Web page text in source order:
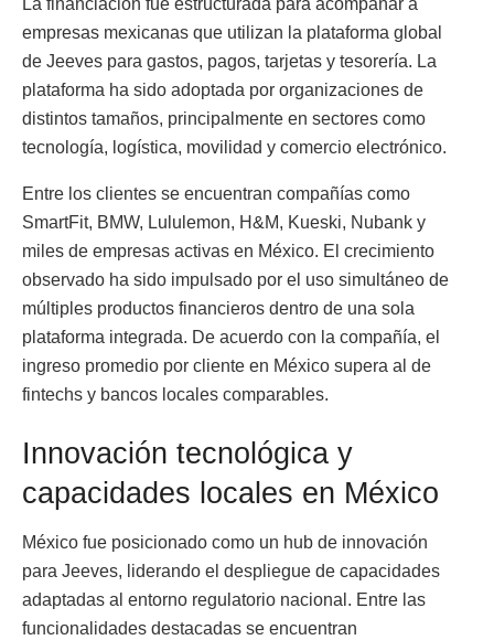
empresas mexicanas que utilizan la plataforma global
de Jeeves para gastos, pagos, tarjetas y tesorería. La
plataforma ha sido adoptada por organizaciones de
distintos tamaños, principalmente en sectores como
tecnología, logística, movilidad y comercio electrónico.
Entre los clientes se encuentran compañías como
SmartFit, BMW, Lululemon, H&M, Kueski, Nubank y
miles de empresas activas en México. El crecimiento
observado ha sido impulsado por el uso simultáneo de
múltiples productos financieros dentro de una sola
plataforma integrada. De acuerdo con la compañía, el
ingreso promedio por cliente en México supera al de
fintechs y bancos locales comparables.
Innovación tecnológica y
capacidades locales en México
México fue posicionado como un hub de innovación
para Jeeves, liderando el despliegue de capacidades
adaptadas al entorno regulatorio nacional. Entre las
funcionalidades destacadas se encuentran